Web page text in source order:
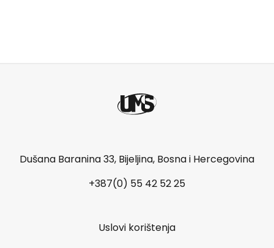
Dušana Baranina 33, Bijeljina, Bosna i Hercegovina
+387(0) 55 42 52 25
Uslovi korištenja